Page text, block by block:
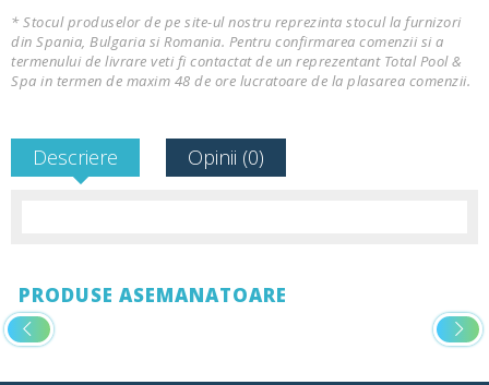
* Stocul produselor de pe site-ul nostru reprezinta stocul la furnizori
din Spania, Bulgaria si Romania. Pentru confirmarea comenzii si a
termenului de livrare veti fi contactat de un reprezentant Total Pool &
Spa in termen de maxim 48 de ore lucratoare de la plasarea comenzii.
Descriere Opinii (0)
PRODUSE ASEMANATOARE